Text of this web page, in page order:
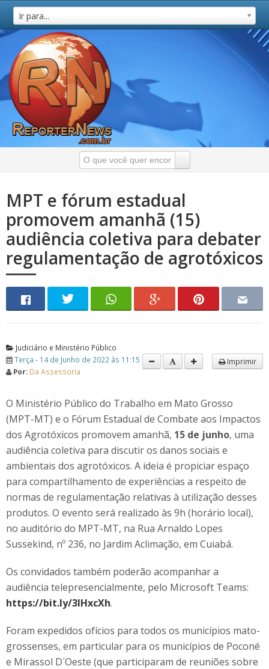
Ir para...
MPT e fórum estadual
promovem amanhã (15)
audiência coletiva para debater
regulamentação de agrotóxicos
Judiciário e Ministério Público
Terça - 14 de Junho de 2022 às 11:15
Por: Da Assessoria
Imprimir
O Ministério Público do Trabalho em Mato Grosso
(MPT-MT) e o Fórum Estadual de Combate aos Impactos
dos Agrotóxicos promovem amanhã, 15 de junho, uma
audiência coletiva para discutir os danos sociais e
ambientais dos agrotóxicos. A ideia é propiciar espaço
para compartilhamento de experiências a respeito de
normas de regulamentação relativas à utilização desses
produtos. O evento será realizado às 9h (horário local),
no auditório do MPT-MT, na Rua Arnaldo Lopes
Sussekind, nº 236, no Jardim Aclimação, em Cuiabá.
Os convidados também poderão acompanhar a
audiência telepresencialmente, pelo Microsoft Teams:
https://bit.ly/3IHxcXh.
Foram expedidos ofícios para todos os municípios mato-
grossenses, em particular para os municípios de Poconé
e Mirassol D´Oeste (que participaram de reuniões sobre